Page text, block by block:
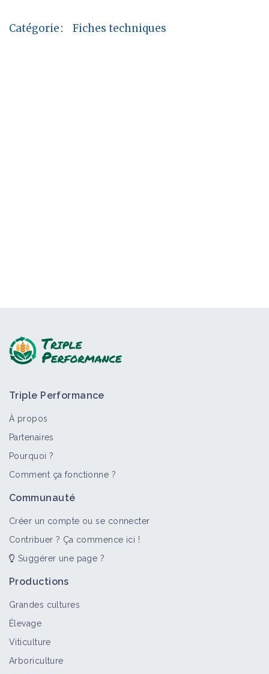
Catégorie: Fiches techniques
Triple Performance
À propos
Partenaires
Pourquoi ?
Comment ça fonctionne ?
Communauté
Créer un compte ou se connecter
Contribuer ? Ça commence ici !
Suggérer une page ?
Productions
Grandes cultures
Élevage
Viticulture
Arboriculture